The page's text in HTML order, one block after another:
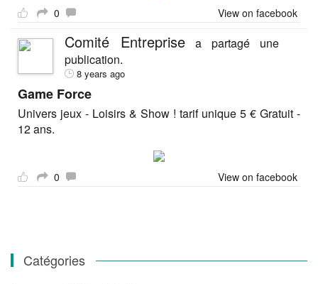
0 View on facebook
Comité Entreprise a partagé une
publication.
8 years ago
Game Force
Univers jeux - Loisirs & Show ! tarif unique 5 € Gratuit -
12 ans.
0 View on facebook
Catégories